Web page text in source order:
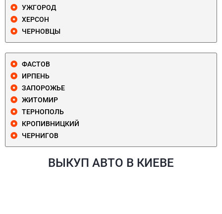
УЖГОРОД
ХЕРСОН
ЧЕРНОВЦЫ
ФАСТОВ
ИРПЕНЬ
ЗАПОРОЖЬЕ
ЖИТОМИР
ТЕРНОПОЛЬ
КРОПИВНИЦКИЙ
ЧЕРНИГОВ
ВЫКУП АВТО В КИЕВЕ